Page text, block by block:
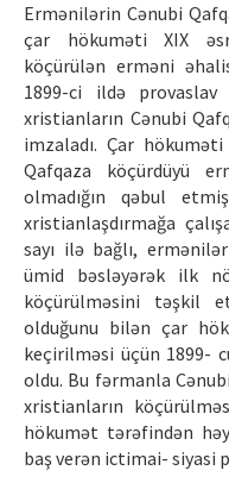
Ermənilərin Cənubi
çar hökuməti XIX
köçürülən erməni
1899-ci ildə
xristianların Cənubi
imzaladı. Çar
Qafqaza köçürdüyü
olmadığın qəbul
xristianlaşdırmağa
sayı ilə bağlı,
ümid bəsləyərək ilk
köçürülməsini təşkil
olduğunu bilən çar
keçirilməsi üçün 1899-
oldu. Bu fərmanla
xristianların
hökumət tərəfindən
baş verən ictimai- siyasi